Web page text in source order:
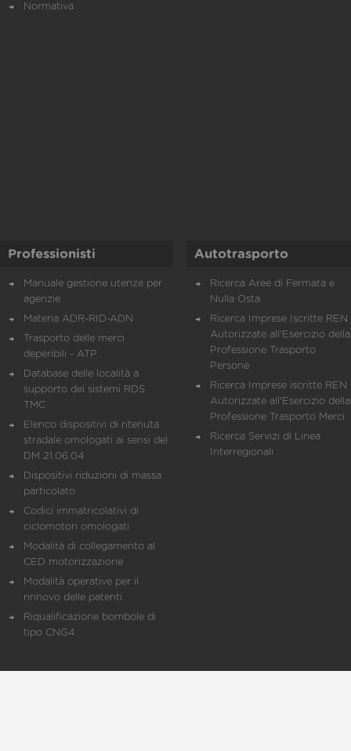
Normativa
Professionisti
Manuale gestione utenze per
agenzie
Materia ADR-RID-ADN
Trasporto delle merci
deperibili - ATP
Database delle località a
supporto dei sistemi RDS
TMC
Elenco dispositivi di ritenuta
stradale omologati ai sensi del
DM 21.06.04
Dispositivi riduzioni di massa
particolato
Codici immatricolativi di
ciclomotori omologati
Modalità di collegamento al
CED motorizzazione
Modalità operative per il
rinnovo delle patenti
Riqualificazione bombole di
tipo CNG4
Autotrasporto
Ricerca Aree di Fermata e
Nulla Osta
Ricerca Imprese Iscritte REN
Autorizzate all'Esercizio della
Professione Trasporto
Persone
Ricerca Imprese iscritte REN
Autorizzate all'Esercizio della
Professione Trasporto Merci
Ricerca Servizi di Linea
Interregionali